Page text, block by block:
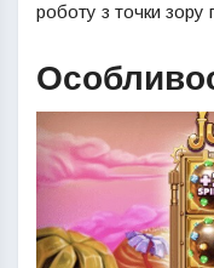
роботу з точки зору